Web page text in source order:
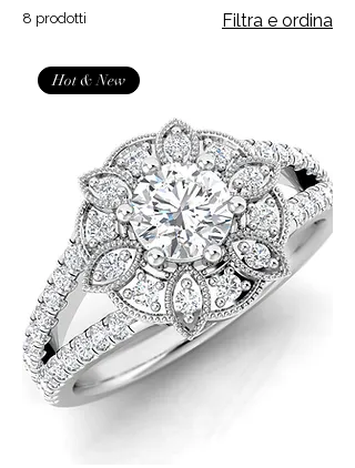
8 prodotti Filtra e ordina
Hot & New